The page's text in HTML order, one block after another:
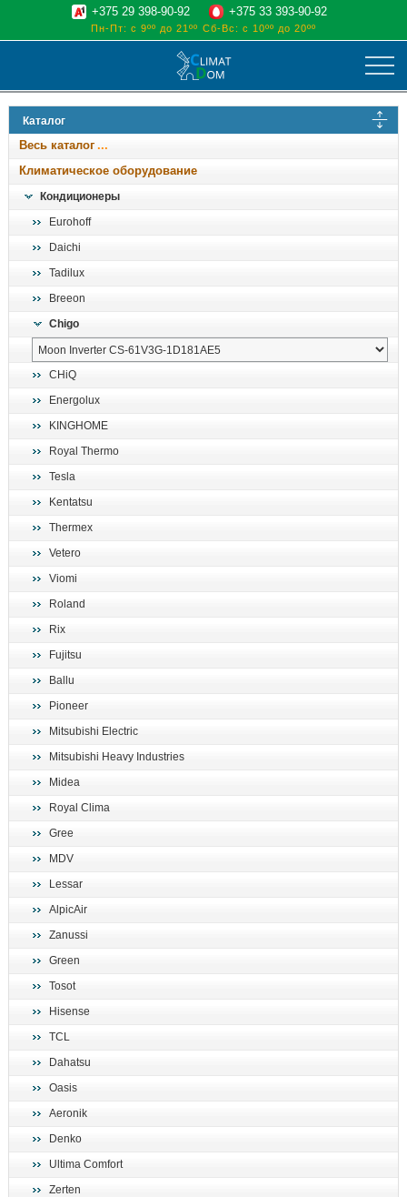
климат
отопительные котлы
водоснабжение
+375 29 398-90-92 +375 33 393-90-92
Пн-Пт: с 9ºº до 21ºº Сб-Вс: с 10ºº до 20ºº
Каталог
Весь каталог
Климатическое оборудование
Кондиционеры
Eurohoff
Daichi
Tadilux
Breeon
Chigo
CHiQ
Energolux
KINGHOME
Royal Thermo
Tesla
Kentatsu
Thermex
Vetero
Viomi
Roland
Rix
Fujitsu
Ballu
Pioneer
Mitsubishi Electric
Mitsubishi Heavy Industries
Midea
Royal Clima
Gree
MDV
Lessar
AlpicAir
Zanussi
Green
Tosot
Hisense
TCL
Dahatsu
Oasis
Aeronik
Denko
Ultima Comfort
Zerten